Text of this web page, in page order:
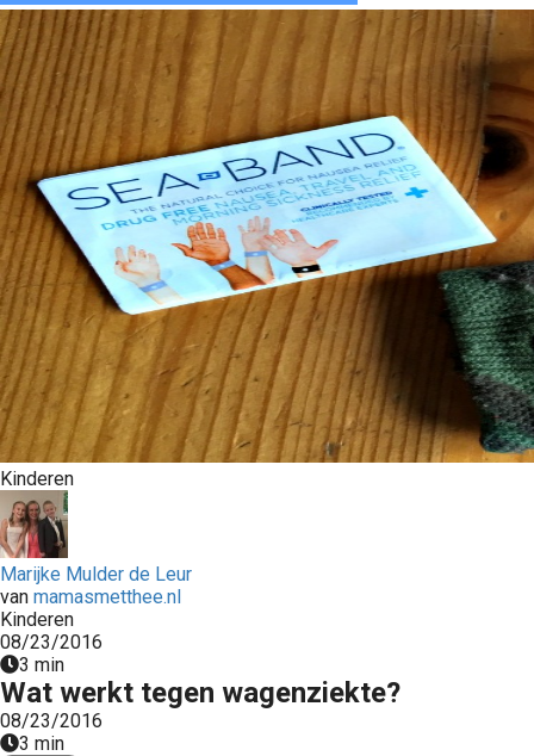
Kinderen
Marijke Mulder de Leur
van mamasmetthee.nl
Kinderen
08/23/2016
3 min
Wat werkt tegen wagenziekte?
08/23/2016
3 min